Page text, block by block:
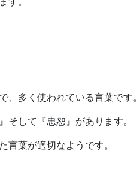
、多く使われている言葉です。
そして『忠恕』があります。
言葉が適切なようです。